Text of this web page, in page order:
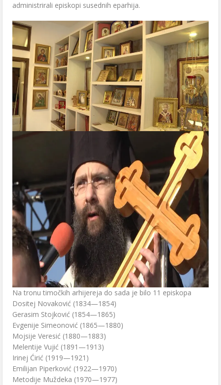
administrirali episkopi susednih eparhija.
Na tronu timočkih arhijereja do sada je bilo 11 episkopa
Dositej Novaković (1834—1854)
Gerasim Stojković (1854—1865)
Evgenije Simeonović (1865—1880)
Mojsije Veresić (1880—1883)
Melentije Vujić (1891—1913)
Irinej Ćirić (1919—1921)
Emilijan Piperković (1922—1970)
Metodije Muždeka (1970—1977)